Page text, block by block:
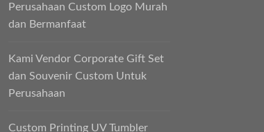
Perusahaan Custom Logo Murah
dan Bermanfaat
Kami Vendor Corporate Gift Set
dan Souvenir Custom Untuk
Perusahaan
Custom Printing UV Tumbler